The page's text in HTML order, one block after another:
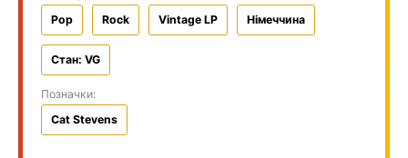
Pop
Rock Vintage LP Німеччина
Стан: VG
Позначки:
Cat Stevens